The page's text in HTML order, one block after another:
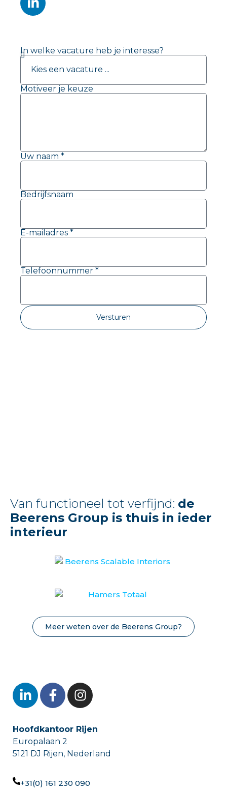
In welke vacature heb je interesse?
Motiveer je keuze
Uw naam *
Bedrijfsnaam
E-mailadres *
Telefoonnummer *
Versturen
Van functioneel tot verfijnd: de
Beerens Group is thuis in ieder
interieur
Meer weten over de Beerens Group?
Hoofdkantoor Rijen
Europalaan 2
5121 DJ Rijen, Nederland
+31(0) 161 230 090